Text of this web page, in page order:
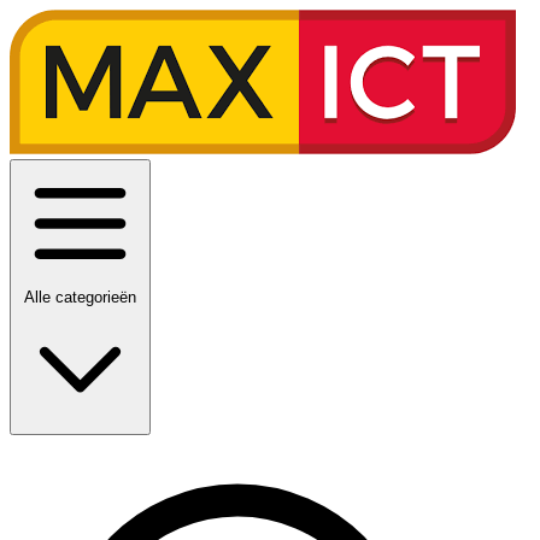
Alle categorieën